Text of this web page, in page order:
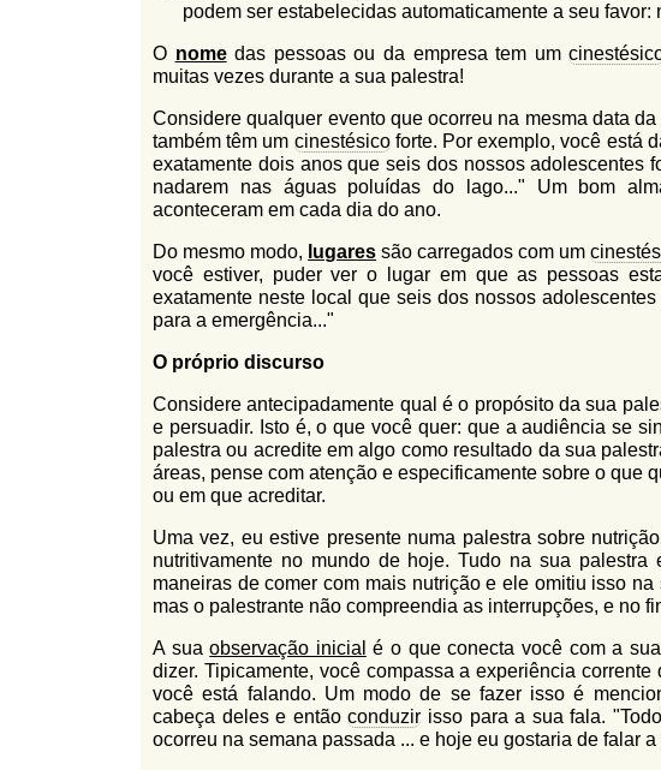
podem ser estabelecidas automaticamente a seu
O nomedas pessoas ou da empresa tem um
muitas vezes durante a sua palestra!
Considere qualquer evento que ocorreu na mesma data
também têm um cinestésicoforte. Por exemplo, você está
exatamente dois anos que seis dos nossos adolescentes
nadarem nas águas poluídas do lago..." Um bom
aconteceram em cada dia do ano.
Do mesmo modo, lugares são carregados com um
você estiver, puder ver o lugar em que as pessoas
exatamente neste local que seis dos nossos
para a emergência..."
O próprio discurso
Considere antecipadamente qual é o propósito da sua
e persuadir. Isto é, o que você quer: que a audiência se
palestra ou acredite em algo como resultado da sua
áreas, pense com atenção e especificamente sobre o que
ou em que acreditar.
Uma vez, eu estive presente numa palestra sobre
nutritivamente no mundo de hoje. Tudo na sua
maneiras de comer com mais nutrição e ele omitiu isso
mas o palestrante não compreendia as interrupções, e no
A suaobservação inicial é o que conecta você com a
dizer. Tipicamente, você compassa a experiência
você está falando. Um modo de se fazer isso é
cabeça deles e entãoconduzir isso para a sua fala.
ocorreu na semana passada ... e hoje eu gostaria de falar a